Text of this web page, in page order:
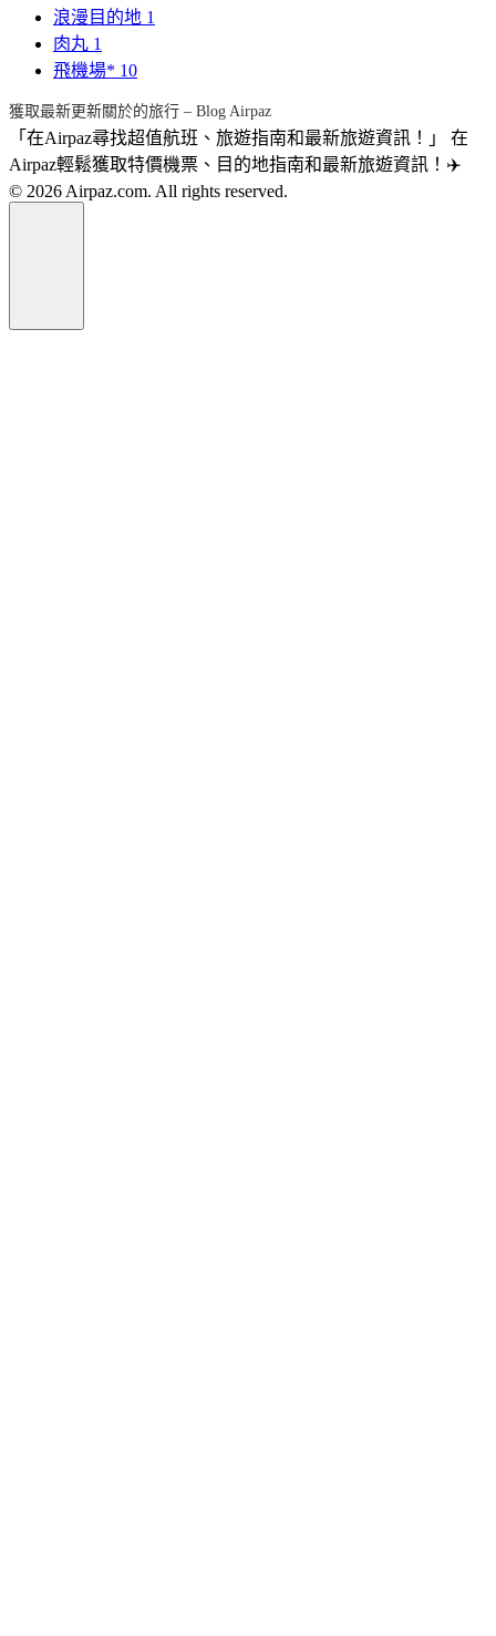
浪漫目的地 1
肉丸 1
飛機場* 10
獲取最新更新關於的旅行 – Blog Airpaz
「在Airpaz尋找超值航班、旅遊指南和最新旅遊資訊！」 在
Airpaz輕鬆獲取特價機票、目的地指南和最新旅遊資訊！✈️
© 2026 Airpaz.com. All rights reserved.